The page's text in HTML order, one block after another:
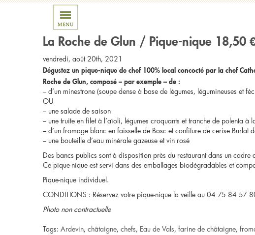
Archive for the ‘en Nord &
La Roche de Glun / Pique-nique 18,50
vendredi, août 20th, 2021
Dégustez un pique-nique de chef 100% local concocté par la chef
Roche de Glun, composé – par exemple – de :
– d’un minestrone (soupe dense à base de légumes, légumineuses et
OU
– une salade de saison
– une truite en filet à l’aïoli, légumes croquants et tranche de polenta à
– d’un fromage blanc en faisselle de Bosc et confiture de cerise Burlat
– une bouteille d’eau minérale gazeuse et vin rosé
Des bancs publics sont à disposition près du restaurant dans un cadre
Ce pique-nique est servi dans des emballages biodégradables et
Pique-nique individuel.
CONDITIONS : Réservez votre pique-nique la veille au 04 75 84 57
Photo non contractuelle
Tags: Ardevin, châtaigne, chefs, Eau de Vals, farine de châtaigne,